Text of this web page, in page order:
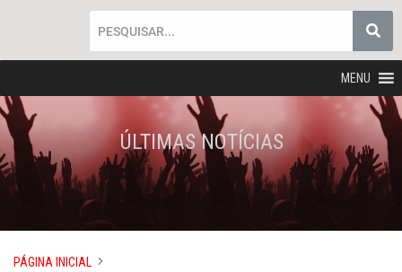
MENU
ÚLTIMAS NOTÍCIAS
PÁGINA INICIAL